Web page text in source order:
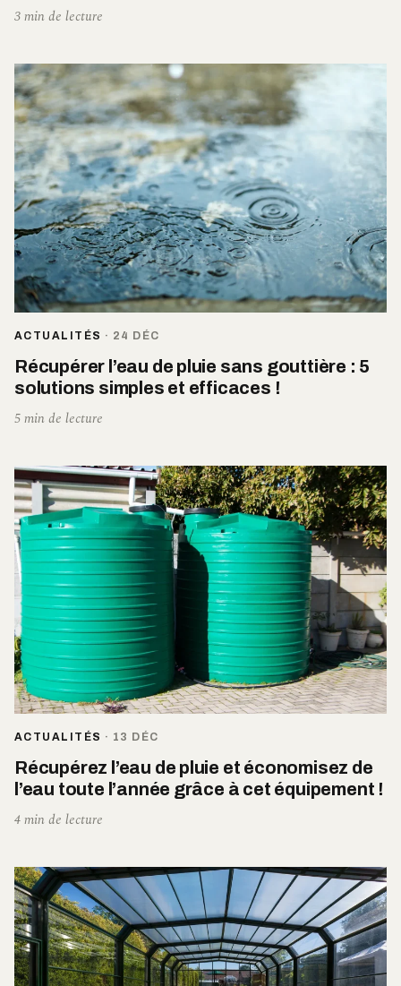
3 min de lecture
ACTUALITÉS · 24 DÉC
Récupérer l’eau de pluie sans gouttière : 5
solutions simples et efficaces !
5 min de lecture
ACTUALITÉS · 13 DÉC
Récupérez l’eau de pluie et économisez de
l’eau toute l’année grâce à cet équipement !
4 min de lecture